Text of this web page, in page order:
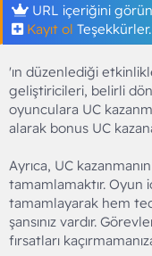
URL içeriğini
Kayıt ol Teşekkürler.
'ın düzenlediği
geliştiricileri, belirli
oyunculara UC
alarak bonus UC
Ayrıca, UC
tamamlamaktır.
tamamlayarak hem
şansınız vardır.
fırsatları